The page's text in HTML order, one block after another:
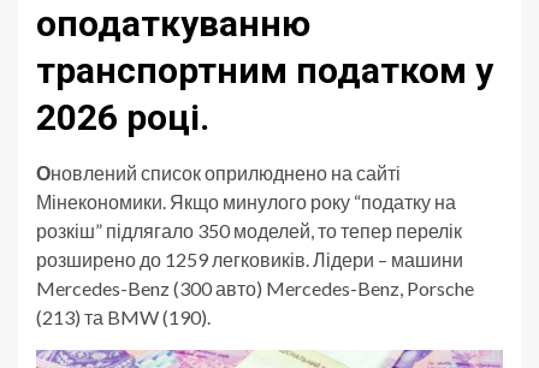
оподаткуванню
транспортним податком у
2026 році.
Оновлений список оприлюднено на сайті
Мінекономики. Якщо минулого року “податку на
розкіш” підлягало 350 моделей, то тепер перелік
розширено до 1259 легковиків. Лідери – машини
Mercedes-Benz (300 авто) Mercedes-Benz, Porsche
(213) та BMW (190).